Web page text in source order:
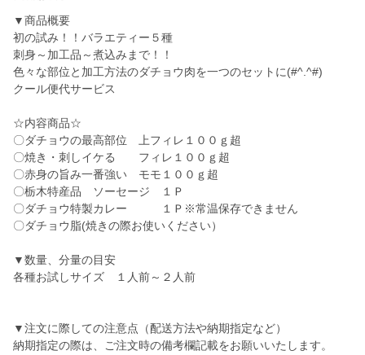
▼商品概要
初の試み！！バラエティー５種
刺身～加工品～煮込みまで！！
色々な部位と加工方法のダチョウ肉を一つのセットに(#^.^#)
クール便代サービス
☆内容商品☆
〇ダチョウの最高部位 上フィレ１００ｇ超
〇焼き・刺しイケる フィレ１００ｇ超
〇赤身の旨み一番強い モモ１００ｇ超
〇栃木特産品 ソーセージ １Ｐ
〇ダチョウ特製カレー １Ｐ※常温保存できません
〇ダチョウ脂(焼きの際お使いください）
▼数量、分量の目安
各種お試しサイズ １人前～２人前
▼注文に際しての注意点（配送方法や納期指定など）
納期指定の際は、ご注文時の備考欄記載をお願いいたします。